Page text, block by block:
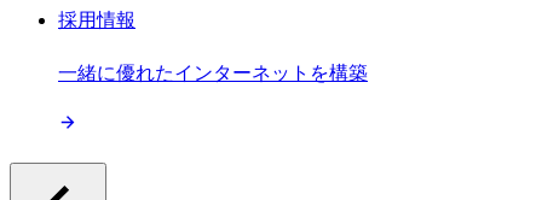
採用情報
一緒に優れたインターネットを構築